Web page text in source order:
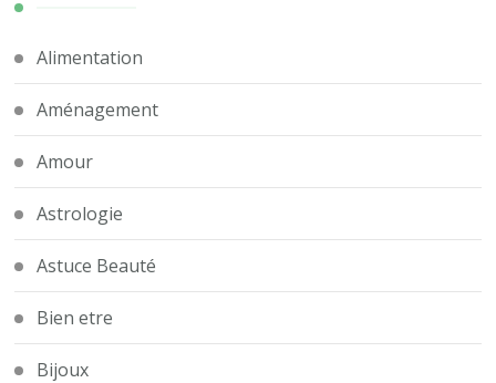
Alimentation
Aménagement
Amour
Astrologie
Astuce Beauté
Bien etre
Bijoux